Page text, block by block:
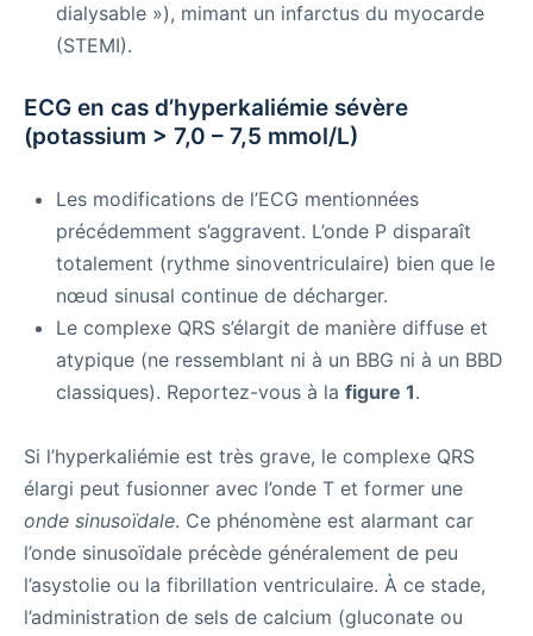
dialysable »), mimant un infarctus du myocarde
(STEMI).
ECG en cas d’hyperkaliémie sévère
(potassium > 7,0 – 7,5 mmol/L)
Les modifications de l’ECG mentionnées
précédemment s’aggravent. L’onde P disparaît
totalement (rythme sinoventriculaire) bien que le
nœud sinusal continue de décharger.
Le complexe QRS s’élargit de manière diffuse et
atypique (ne ressemblant ni à un BBG ni à un BBD
classiques). Reportez-vous à la figure 1.
Si l’hyperkaliémie est très grave, le complexe QRS
élargi peut fusionner avec l’onde T et former une
onde sinusoïdale. Ce phénomène est alarmant car
l’onde sinusoïdale précède généralement de peu
l’asystolie ou la fibrillation ventriculaire. À ce stade,
l’administration de sels de calcium (gluconate ou